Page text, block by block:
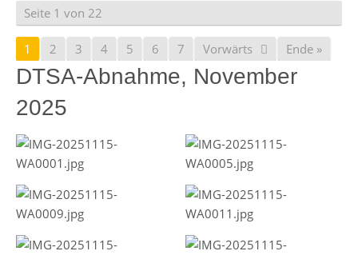
Seite 1 von 22
1 2 3 4 5 6 7 Vorwärts Ende »
DTSA-Abnahme, November
2025